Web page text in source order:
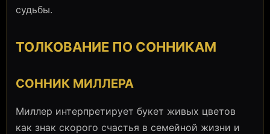
судьбы.
ТОЛКОВАНИЕ ПО СОННИКАМ
СОННИК МИЛЛЕРА
Миллер интерпретирует букет живых цветов
как знак скорого счастья в семейной жизни и